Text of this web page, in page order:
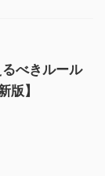
べきルール
版】